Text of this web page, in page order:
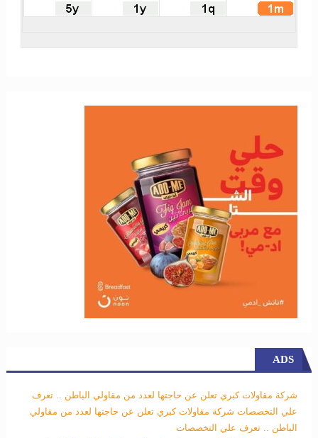
ADS
شركة مقاولات كبري تعلن عن حاجتها لعدد من مقاولي الباطن .. تعرف
علي التخصصات شركة مقاولات كبري تعلن عن حاجتها لعدد من مقاولي
الباطن .. تعرف علي التخصصات